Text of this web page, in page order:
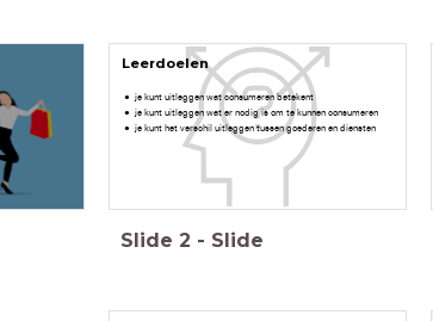
Leerdoelen
je kunt uitleggen wat consumeren betekent
je kunt uitleggen wat er nodig is om te kunnen consumeren
je kunt het verschil uitleggen tussen goederen en diensten
Slide 2 - Slide